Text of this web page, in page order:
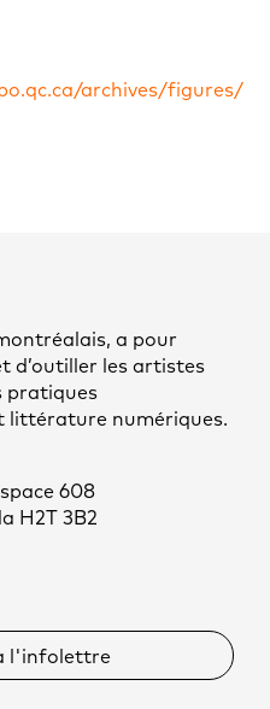
archives/figures/
a pour
d’outiller les artistes
pratiques
littérature numériques.
608
H2T 3B2
l'infolettre